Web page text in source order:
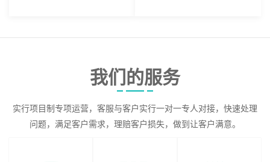
我们的服务
实行项目制专项运营，客服与客户实行一对一专人对接，快速处理
问题，满足客户需求，理赔客户损失，做到让客户满意。